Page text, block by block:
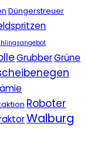
Düngerstreuer
GrubberGrüne
Roboter
Walburg